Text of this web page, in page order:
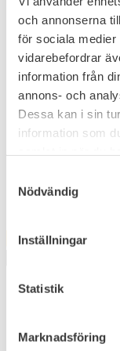
och annonserna
för sociala
vidarebefordrar
information från
annons- och
Dessa kan i sin
information som
Nödvändig
Inställningar
Statistik
Marknadsföring
Add to favorites
Camo Tejp
Självhäftande
4,5m Woodland
FAVORITE